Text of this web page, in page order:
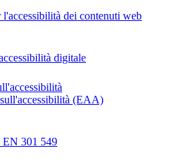
dei contenuti web
digitale
(EAA)
EN 301 549